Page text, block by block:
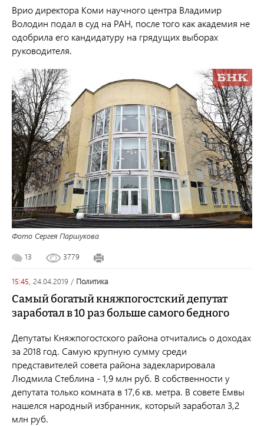
Врио директора Коми научного центра Владимир
Володин подал в суд на РАН, после того как академия не
одобрила его кандидатуру на грядущих выборах
руководителя.
Фото Сергея Паршукова
13 3779
15:45, 24.04.2019 / политика
Самый богатый княжпогостский депутат
заработал в 10 раз больше самого бедного
Депутаты Княжпогостского района отчитались о доходах
за 2018 год. Самую крупную сумму среди
представителей совета района задекларировала
Людмила Стеблина - 1,9 млн руб. В собственности у
депутата только комната в 17,6 кв. метра. В совете Емвы
нашелся народный избранник, который заработал 3,2
млн руб.